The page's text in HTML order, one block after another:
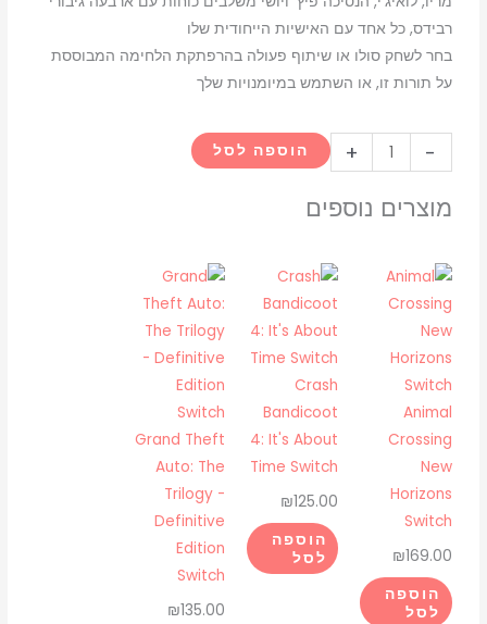
רבידס, כל אחד עם האישיות הייחודית שלו
בחר לשחק סולו או שיתוף פעולה בהרפתקת הלחימה המבוססת
על תורות זו, או השתמש במיומנויות שלך
-
של
mario
battles
switch
+ הוספה לסל
מוצרים נוספים
Animal
Crossing
New
Horizons
Switch
₪169.00
הוספה
לסל
Crash
Bandicoot
4: It's About
Time Switch
₪125.00
הוספה
לסל
Grand Theft
Auto: The
Trilogy -
Definitive
Edition
Switch
₪135.00